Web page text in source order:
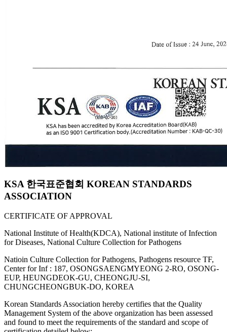
KSA 한국표준협회 KOREAN STANDARDS
ASSOCIATION
CERTIFICATE OF APPROVAL
National Institute of Health(KDCA), National institute of Infection
for Diseases, National Culture Collection for Pathogens
Natioin Culture Collection for Pathogens, Pathogens resource TF,
Center for Inf : 187, OSONGSAENGMYEONG 2-RO, OSONG-
EUP, HEUNGDEOK-GU, CHEONGJU-SI,
CHUNGCHEONGBUK-DO, KOREA
Korean Standards Association hereby certifies that the Quality
Management System of the above organization has been assessed
and found to meet the requirements of the standard and scope of